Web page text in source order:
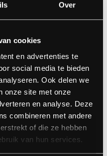
Over
cookies
en advertenties te
social media te bieden
Ook delen we
onze site met onze
en analyse. Deze
combineren met andere
of die ze hebben
van hun services.